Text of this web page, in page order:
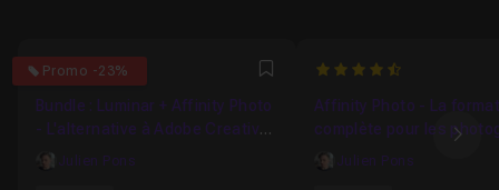
Promo -23%
4.5 Favori
Bundle : Luminar + Affinity Photo
- L'alternative à Adobe Creative
CloudJulien Pons
4.0566037735849
Affinity Photo - La
complète pour les
Julien Pons